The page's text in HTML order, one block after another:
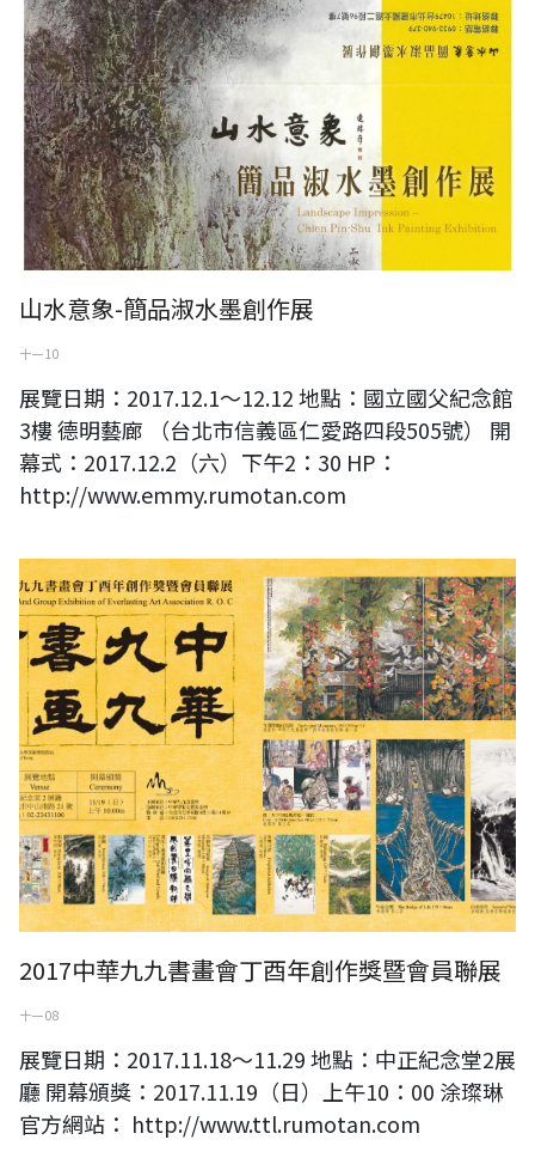
山水意象-簡品淑水墨創作展
十一 10
展覽日期：2017.12.1～12.12 地點：國立國父紀念館
3樓 德明藝廊 （台北市信義區仁愛路四段505號） 開
幕式：2017.12.2（六）下午2：30 HP：
http://www.emmy.rumotan.com
2017中華九九書畫會丁酉年創作獎暨會員聯展
2017中華九九書畫會丁酉年創作獎暨會員聯展
十一 08
展覽日期：2017.11.18～11.29 地點：中正紀念堂2展
廳 開幕頒獎：2017.11.19（日）上午10：00 涂璨琳
官方網站： http://www.ttl.rumotan.com